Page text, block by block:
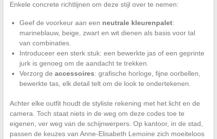
Enkele concrete richtlijnen om deze stijl over te nemen:
Geef de voorkeur aan een neutrale kleurenpalet:
marineblauw, beige, zwart en wit dienen als basis voor tal
van combinaties.
Introduceer een sterk stuk: een bewerkte jas of een geprinte
jurk is genoeg om de aandacht te trekken.
Verzorg de accessoires: grafische horloge, fijne oorbellen,
bewerkte tas, elk detail telt om de look te ondertekenen.
Achter elke outfit houdt de styliste rekening met het licht en de
camera. Toch staat niets in de weg om deze codes toe te
eigenen, ver weg van de schijnwerpers. Op kantoor, in de stad,
passen de keuzes van Anne-Elisabeth Lemoine zich moeiteloos